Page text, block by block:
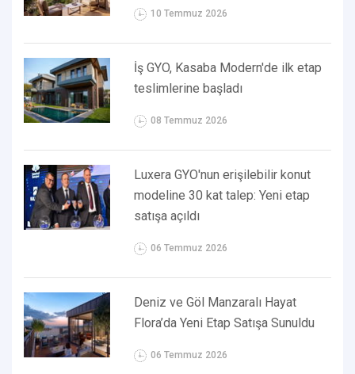
10 Temmuz 2026
İş GYO, Kasaba Modern'de ilk etap
teslimlerine başladı
08 Temmuz 2026
Luxera GYO'nun erişilebilir konut
modeline 30 kat talep: Yeni etap
satışa açıldı
06 Temmuz 2026
Deniz ve Göl Manzaralı Hayat
Flora’da Yeni Etap Satışa Sunuldu
06 Temmuz 2026